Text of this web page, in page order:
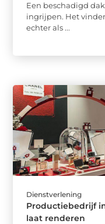
Een beschadigd
ingrijpen. Het
echter als ...
Dienstverlening
Productiebedrijf
laat renderen